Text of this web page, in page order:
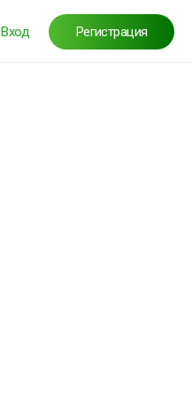
Вход Регистрация